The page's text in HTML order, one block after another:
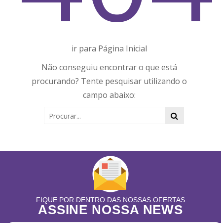
ir para Página Inicial
Não conseguiu encontrar o que está
procurando? Tente pesquisar utilizando o
campo abaixo:
FIQUE POR DENTRO DAS NOSSAS OFERTAS
ASSINE NOSSA NEWS